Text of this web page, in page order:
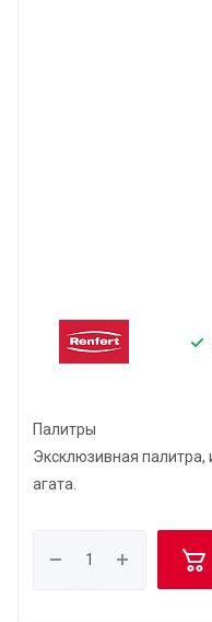
Палитры
Эксклюзивная палитра,
агата.